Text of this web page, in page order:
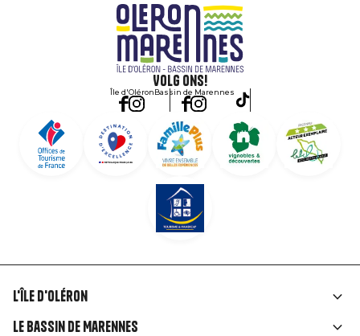
Volg ons!
Île d'OléronBassin de Marennes
Liens
L'île d'Oléron
Le Bassin de Marennes